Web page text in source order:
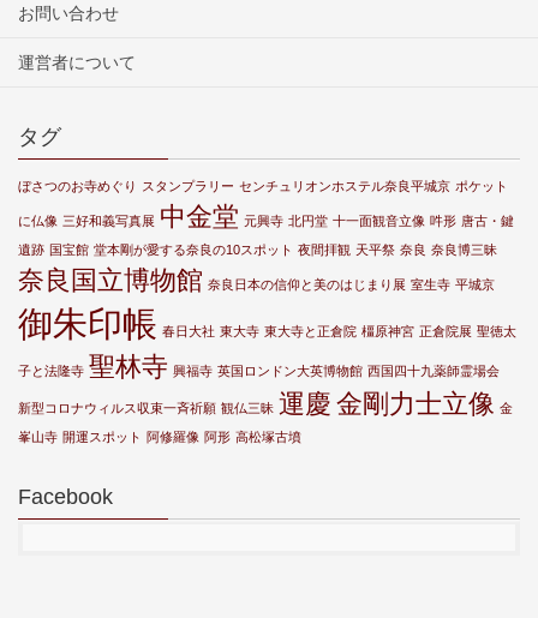
お問い合わせ
運営者について
タグ
ぼさつのお寺めぐり スタンプラリー センチュリオンホステル奈良平城京 ポケット
に仏像 三好和義写真展 中金堂 元興寺 北円堂 十一面観音立像 吽形 唐古・鍵
遺跡 国宝館 堂本剛が愛する奈良の10スポット 夜間拝観 天平祭 奈良 奈良博三昧
奈良国立博物館 奈良日本の信仰と美のはじまり展 室生寺 平城京
御朱印帳 春日大社 東大寺 東大寺と正倉院 橿原神宮 正倉院展 聖徳太
子と法隆寺 聖林寺 興福寺 英国ロンドン大英博物館 西国四十九薬師霊場会
新型コロナウィルス収束一斉祈願 観仏三昧 運慶 金剛力士立像 金
峯山寺 開運スポット 阿修羅像 阿形 高松塚古墳
Facebook